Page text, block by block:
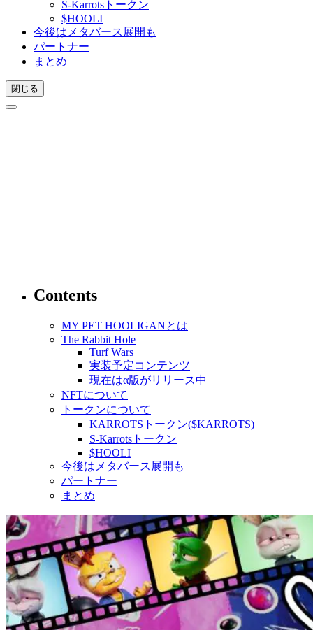
S-Karrotsトークン
$HOOLI
今後はメタバース展開も
パートナー
まとめ
閉じる
Contents
MY PET HOOLIGANとは
The Rabbit Hole
Turf Wars
実装予定コンテンツ
現在はα版がリリース中
NFTについて
トークンについて
KARROTSトークン($KARROTS)
S-Karrotsトークン
$HOOLI
今後はメタバース展開も
パートナー
まとめ